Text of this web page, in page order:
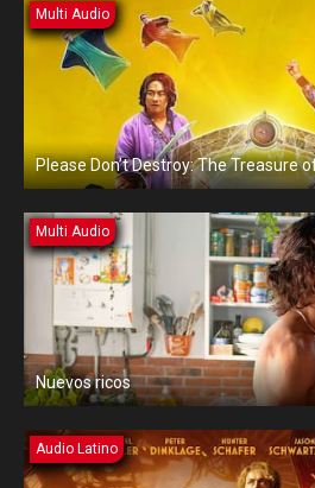
Multi Audio
Please Don’t Destroy: The Treasure
Multi Audio
Nuevos ricos
Audio Latino